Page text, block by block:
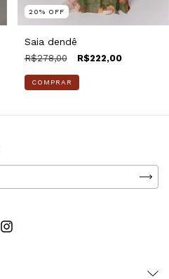
20% OFF
Saia dendê
R$278,00 R$222,00
COMPRAR